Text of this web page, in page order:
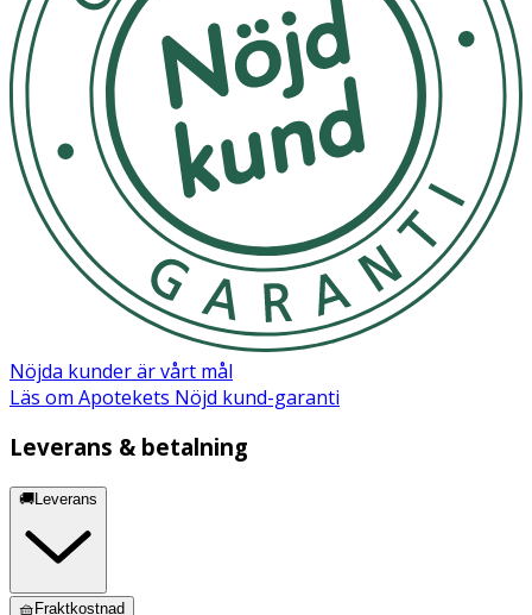
Denat., Cocoglycerides, Cetearyl Alcohol, Cetyl Palmitate,
Diisopropyl Adipate, Panthenol, Glyceryl Stearate,
Isopropyl Palmitate, Butyrospermum Parkii Butter,
Lauroyl Lysine, Isobutylamido Thiazolyl Resorcinol
(Thiamidol®), Sodium, Arctium Lappa Fruit Extract,
Glycyrrhiza Inflata Root Extract, Sodium Stearoyl
Glutamate, Carrageenan, Xanthan Gum, Pantolactone,
Sodium Chloride, Citric Acid, Dimethicone, Trisodium
EDTA, Ethylhexylglycerin, Phenoxyethanol, Parfum.
Nöjda kunder är vårt mål
Läs om Apotekets Nöjd kund-garanti
Leverans & betalning
🚚Leverans
🧺Fraktkostnad